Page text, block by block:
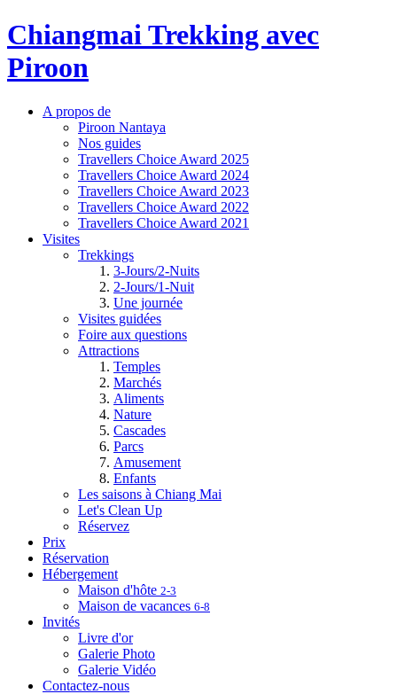
Chiangmai Trekking avec
Piroon
A propos de
Piroon Nantaya
Nos guides
Travellers Choice Award 2025
Travellers Choice Award 2024
Travellers Choice Award 2023
Travellers Choice Award 2022
Travellers Choice Award 2021
Visites
Trekkings
3-Jours/2-Nuits
2-Jours/1-Nuit
Une journée
Visites guidées
Foire aux questions
Attractions
Temples
Marchés
Aliments
Nature
Cascades
Parcs
Amusement
Enfants
Les saisons à Chiang Mai
Let's Clean Up
Réservez
Prix
Réservation
Hébergement
Maison d'hôte 2-3
Maison de vacances 6-8
Invités
Livre d'or
Galerie Photo
Galerie Vidéo
Contactez-nous